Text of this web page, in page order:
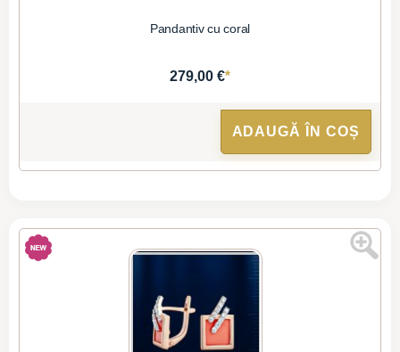
Pandantiv cu coral
279,00 €*
ADAUGĂ ÎN COȘ